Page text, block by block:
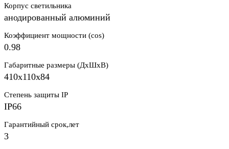
Корпус светильника
анодированный алюминий
Коэффициент мощности (cos)
0.98
Габаритные размеры (ДхШхВ)
410х110х84
Степень защиты IP
IP66
Гарантийный срок,лет
3